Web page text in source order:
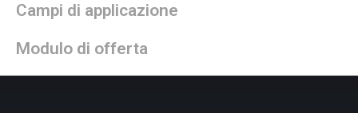
Campi di applicazione
Modulo di offerta